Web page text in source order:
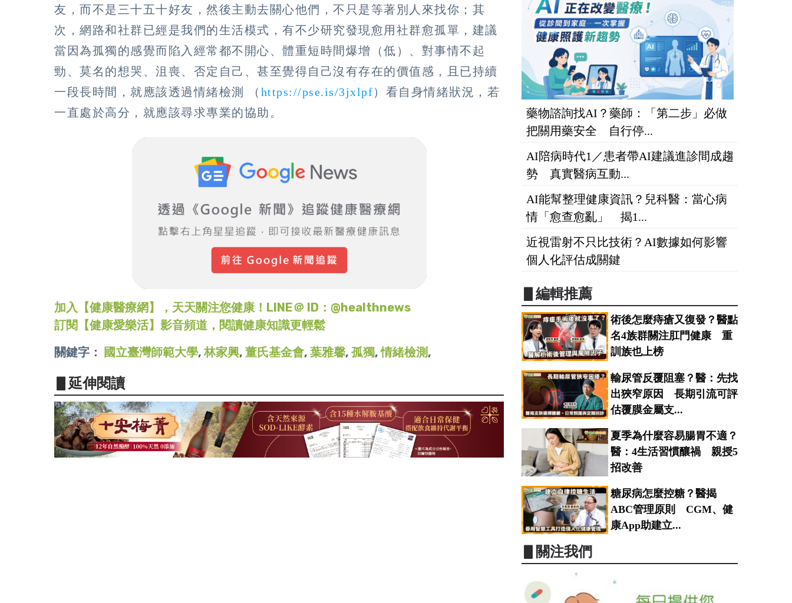
友，而不是三十五十好友，然後主動去關心他們，不只是等著別人來找你；其
次，網路和社群已經是我們的生活模式，有不少研究發現愈用社群愈孤單，建議
當因為孤獨的感覺而陷入經常都不開心、體重短時間爆增（低）、對事情不起
勁、莫名的想哭、沮喪、否定自己、甚至覺得自己沒有存在的價值感，且已持續
一段長時間，就應該透過情緒檢測 （ https://pse.is/3jxlpf）看自身情緒狀況，若
一直處於高分，就應該尋求專業的協助。
加入【健康醫療網】，天天關注您健康！LINE＠ ID：@healthnews
訂閱【健康愛樂活】影音頻道，閱讀健康知識更輕鬆
關鍵字：
國立臺灣師範大學,林家興, 董氏基金會, 葉雅馨, 孤獨,情緒檢測,
▋延伸閱讀
藥物諮詢找AI？藥師：「第二步」必做
把關用藥安全 自行停...
AI陪病時代1／患者帶AI建議進診間成趨
勢 真實醫病互動...
AI能幫整理健康資訊？兒科醫：當心病
情「愈查愈亂」 揭1...
近視雷射不只比技術？AI數據如何影響
個人化評估成關鍵
▋編輯推薦
術後怎麼痔瘡又復發？醫點
名4族群關注肛門健康 重
訓族也上榜
輸尿管反覆阻塞？醫：先找
出狹窄原因 長期引流可評
估覆膜金屬支...
夏季為什麼容易腸胃不適？
醫：4生活習慣釀禍 親授5
招改善
糖尿病怎麼控糖？醫揭
ABC管理原則 CGM、健
康App助建立...
▋關注我們